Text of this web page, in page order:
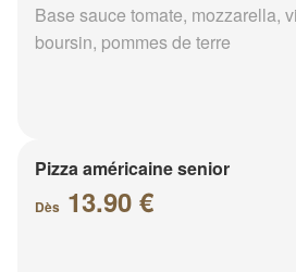
Base sauce tomate, mozzarella,
boursin, pommes de terre
Pizza américaine senior
Dès 13.90 €